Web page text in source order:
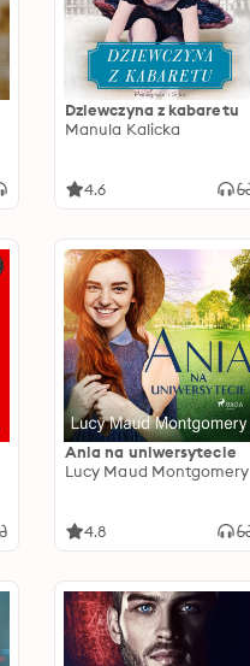
Dziewczyna z kabaretu
Manula Kalicka
4.6
Ania na uniwersytecie
Lucy Maud Montgomery
4.8